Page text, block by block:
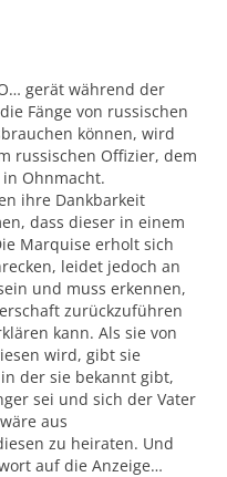
gerät während der
Fänge von russischen
können, wird
russischen Offizier, dem
Ohnmacht.
ihre Dankbarkeit
dass dieser in einem
Marquise erholt sich
leidet jedoch an
und muss erkennen,
zurückzuführen
kann. Als sie von
wird, gibt sie
der sie bekannt gibt,
sei und sich der Vater
aus
zu heiraten. Und
auf die Anzeige…